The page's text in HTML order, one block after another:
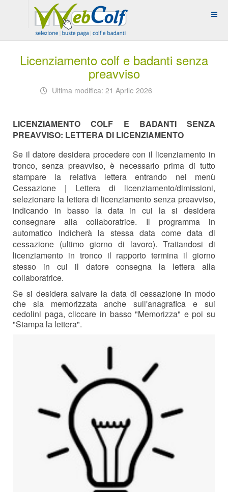
Licenziamento colf e badanti senza
preavviso
Ultima modifica: 21 Aprile 2026
LICENZIAMENTO COLF E BADANTI SENZA
PREAVVISO: LETTERA DI LICENZIAMENTO
Se il datore desidera procedere con il licenziamento in
tronco, senza preavviso, è necessario prima di tutto
stampare la relativa lettera entrando nel menù
Cessazione | Lettera di licenziamento/dimissioni,
selezionare la lettera di licenziamento senza preavviso,
indicando in basso la data in cui la si desidera
consegnare alla collaboratrice. Il programma in
automatico indicherà la stessa data come data di
cessazione (ultimo giorno di lavoro). Trattandosi di
licenziamento in tronco il rapporto termina il giorno
stesso in cui il datore consegna la lettera alla
collaboratrice.
Se si desidera salvare la data di cessazione in modo
che sia memorizzata anche sull'anagrafica e sui
cedolini paga, cliccare in basso "Memorizza" e poi su
"Stampa la lettera".